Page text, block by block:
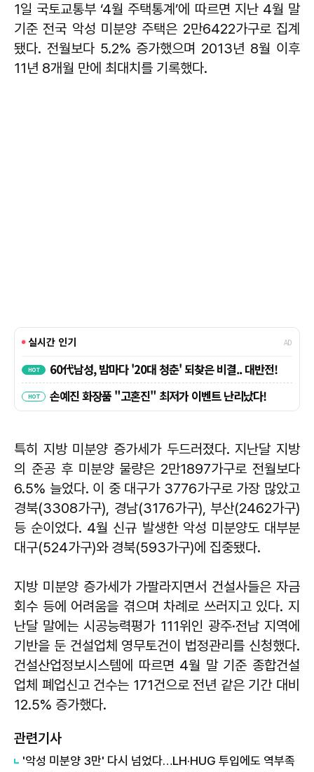
1일 국토교통부 ‘4월 주택통계’에 따르면 지난 4월 말
기준 전국 악성 미분양 주택은 2만6422가구로 집계
됐다. 전월보다 5.2% 증가했으며 2013년 8월 이후
11년 8개월 만에 최대치를 기록했다.
특히 지방 미분양 증가세가 두드러졌다. 지난달 지방
의 준공 후 미분양 물량은 2만1897가구로 전월보다
6.5% 늘었다. 이 중 대구가 3776가구로 가장 많았고
경북(3308가구), 경남(3176가구), 부산(2462가구)
등 순이었다. 4월 신규 발생한 악성 미분양도 대부분
대구(524가구)와 경북(593가구)에 집중됐다.
지방 미분양 증가세가 가팔라지면서 건설사들은 자금
회수 등에 어려움을 겪으며 차례로 쓰러지고 있다. 지
난달 말에는 시공능력평가 111위인 광주·전남 지역에
기반을 둔 건설업체 영무토건이 법정관리를 신청했다.
건설산업정보시스템에 따르면 4월 말 기준 종합건설
업체 폐업신고 건수는 171건으로 전년 같은 기간 대비
12.5% 증가했다.
관련기사
'악성 미분양 3만' 다시 넘었다…LH·HUG 투입에도 역부족